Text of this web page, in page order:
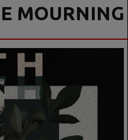
MOURNING